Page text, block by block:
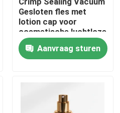
Gesloten fles met
lotion cap voor
cosmetische luchtloze
pomp verpakking
Aanvraag sturen